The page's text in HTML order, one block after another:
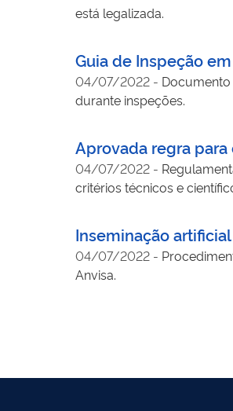
está legalizada.
Guia de Inspeção
04/07/2022 -
durante inspeções.
Aprovada regra
04/07/2022 -
critérios técnicos e
Inseminação
04/07/2022 -
Anvisa.